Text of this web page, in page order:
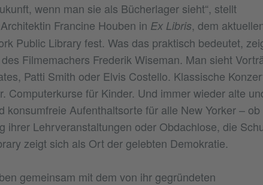
wenn man sie als Bücherlager sieht“, stellt
Francine Houben in Ex Libris, dem
Public Library fest. Was das praktisch bedeutet,
Filmemachers Frederik Wiseman. Man sieht
Patti Smith oder Elvis Costello. Klassische
Computerkurse für Kinder. Und immer wieder alte
konsumfreie Aufenthaltsorte für alle New Yorker – ob
ihrer Lehrveranstaltungen oder Obdachlose, die
zeigt sich als Ort der gelebten Demokratie.
gemeinsam mit dem von ihr gegründeten